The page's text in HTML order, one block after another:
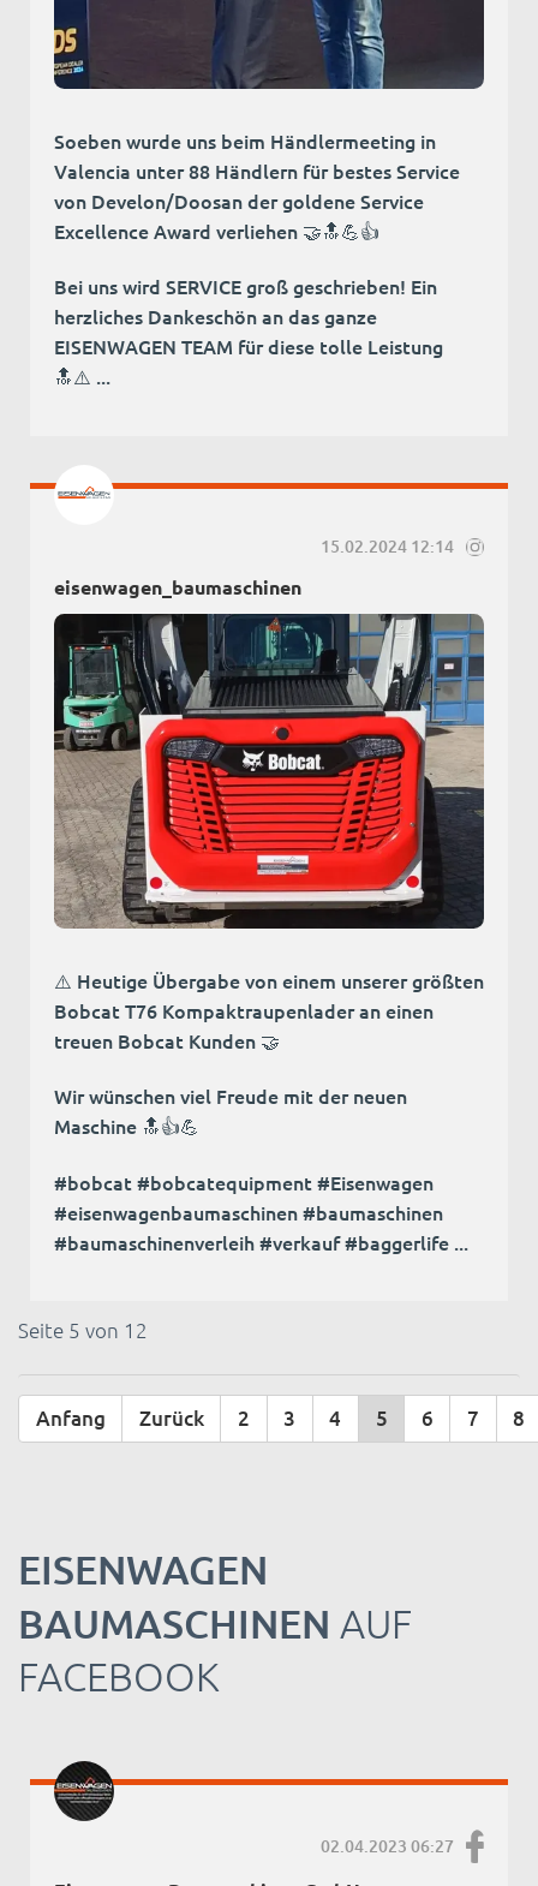
Soeben wurde uns beim Händlermeeting in
Valencia unter 88 Händlern für bestes Service
von Develon/Doosan der goldene Service
Excellence Award verliehen 🤝🔝💪👍
Bei uns wird SERVICE groß geschrieben! Ein
herzliches Dankeschön an das ganze
EISENWAGEN TEAM für diese tolle Leistung
🔝⚠️ ...
15.02.2024 12:14
eisenwagen_baumaschinen
⚠️ Heutige Übergabe von einem unserer größten
Bobcat T76 Kompaktraupenlader an einen
treuen Bobcat Kunden 🤝
Wir wünschen viel Freude mit der neuen
Maschine 🔝👍💪
#bobcat #bobcatequipment #Eisenwagen
#eisenwagenbaumaschinen #baumaschinen
#baumaschinenverleih #verkauf #baggerlife ...
Seite 5 von 12
Anfang Zurück 2 3 4 5 6 7 8
EISENWAGEN
BAUMASCHINEN AUF
FACEBOOK
02.04.2023 06:27